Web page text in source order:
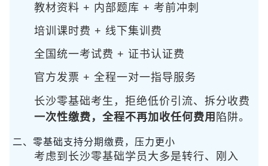
教材资料 + 内部题库 + 考前冲刺
培训课时费 + 线下集训费
全国统一考试费 + 证书认证费
官方发票 + 全程一对一指导服务
长沙零基础考生
一次性缴费，全程不再加收任何费用
，拒绝低价引流、拆分收费
陷阱。
二、零基础支持分期缴费，压力更小
考虑到长沙零基础学员大多是转行、刚入